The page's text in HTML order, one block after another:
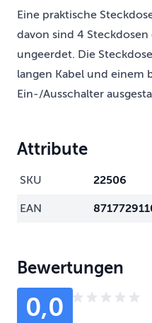
Eine praktische
davon sind 4
ungeerdet. Die
langen Kabel und einem
Ein-/Ausschalter
Attribute
SKU 22506
EAN
Bewertungen
0,0